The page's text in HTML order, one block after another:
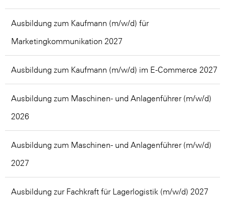
Ausbildung zum Kaufmann (m/w/d) für
Marketingkommunikation 2027
Ausbildung zum Kaufmann (m/w/d) im E-Commerce 2027
Ausbildung zum Maschinen- und Anlagenführer (m/w/d)
2026
Ausbildung zum Maschinen- und Anlagenführer (m/w/d)
2027
Ausbildung zur Fachkraft für Lagerlogistik (m/w/d) 2027